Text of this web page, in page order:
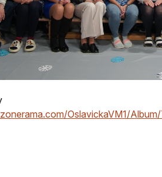
OslavickaVM1/